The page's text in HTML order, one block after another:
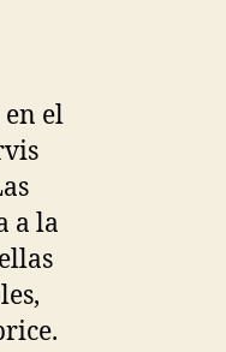
el
a la